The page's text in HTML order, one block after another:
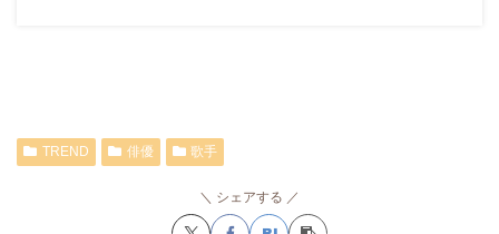
TREND 俳優 歌手
シェアする